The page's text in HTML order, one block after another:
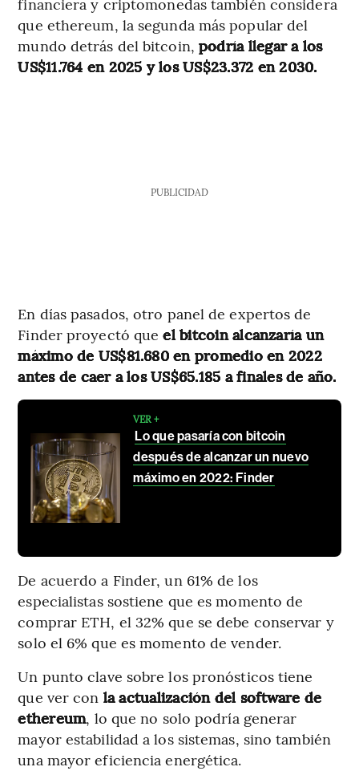
que ethereum, la segunda más popular del
mundo detrás del bitcoin, podría llegar a los
US$11.764 en 2025 y los US$23.372 en 2030.
PUBLICIDAD
En días pasados, otro panel de expertos de
Finder proyectó queel bitcoin alcanzaría un
máximo de US$81.680 en promedio en 2022
antes de caer a los US$65.185 a finales de año.
VER +
Lo que pasaría con bitcoin
después de alcanzar un nuevo
máximo en 2022: Finder
De acuerdo a Finder, un 61% de los
especialistas sostiene que es momento de
comprar ETH, el 32% que se debe conservar y
solo el 6% que es momento de vender.
Un punto clave sobre los pronósticos tiene
que ver con la actualización del software de
ethereum, lo que no solo podría generar
mayor estabilidad a los sistemas, sino también
una mayor eficiencia energética.